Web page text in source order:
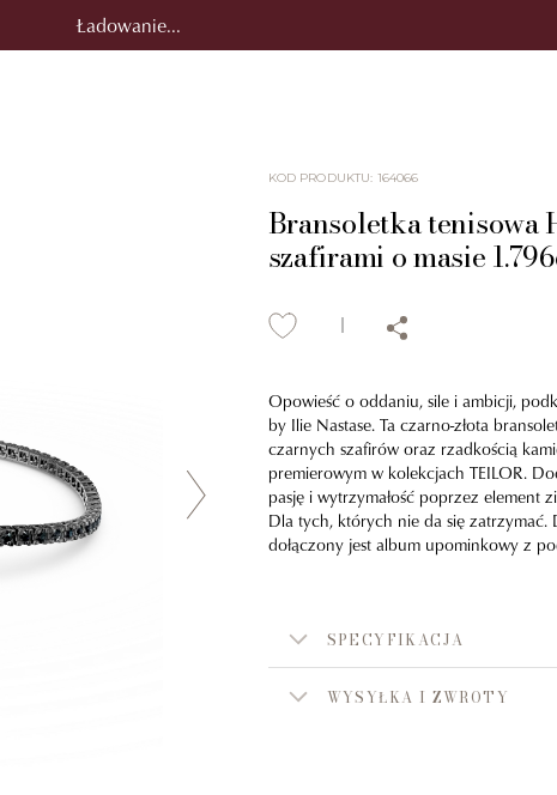
Ładowanie...
KOD PRODUKTU: 164066
Bransoletka tenisowa
szafirami o masie
Opowieść o oddaniu, sile i ambicji,
by Ilie Nastase. Ta czarno-złota
czarnych szafirów oraz rzadkością
premierowym w kolekcjach TEILOR.
pasję i wytrzymałość poprzez element
Dla tych, których nie da się
dołączony jest album upominkowy z
SPECYFIKACJA
WYSYŁKA I ZWROTY